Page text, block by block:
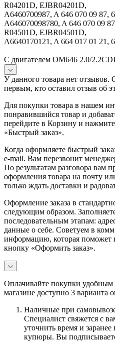
R04201D, EJBR04201D,
A6460700987, A 646 070 09 87,
A646070098780, A 646 070 09
R04501D, EJBR04501D,
A6640170121, A 664 017 01 21,
C двигателем OM646 2.0/
У данного товара нет отзывов.
первым, кто оставил отзыв об
Для покупки товара в нашем
понравившийся товар и
перейдите в Корзину и
«Быстрый заказ».
Когда оформляете быстрый
e-mail. Вам перезвонит
По результатам разговора вам
оформления товара на почту
только ждать доставки и
Оформление заказа в
следующим образом.
последовательным этапам:
данные о себе. Советуем в
информацию, которая поможет
кнопку «Оформить заказ».
Оплачивайте покупки удобным
магазине доступно 3 варианта
Наличные при
Специалист свяжется с
уточнить время и
купюры. Вы